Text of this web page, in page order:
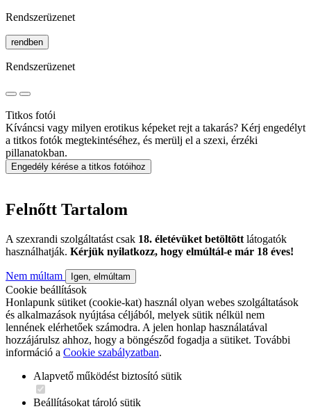
Rendszerüzenet
rendben
Rendszerüzenet
Titkos fotói
Kíváncsi vagy milyen erotikus képeket rejt a takarás? Kérj engedélyt
a titkos fotók megtekintéséhez, és merülj el a szexi, érzéki
pillanatokban.
Engedély kérése a titkos fotóihoz
Felnőtt Tartalom
A szexrandi szolgáltatást csak 18. életévüket betöltött látogatók
használhatják. Kérjük nyilatkozz, hogy elmúltál-e már 18 éves!
Nem múltam Igen, elmúltam
Cookie beállítások
Honlapunk sütiket (cookie-kat) használ olyan webes szolgáltatások
és alkalmazások nyújtása céljából, melyek sütik nélkül nem
lennének elérhetőek számodra. A jelen honlap használatával
hozzájárulsz ahhoz, hogy a böngésződ fogadja a sütiket. További
információ a Cookie szabályzatban.
Alapvető működést biztosító sütik
Beállításokat tároló sütik